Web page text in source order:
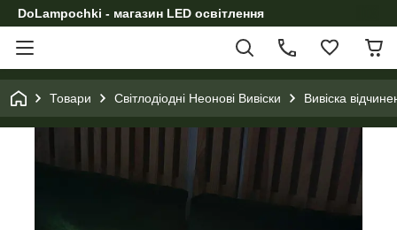
DoLampochki - магазин LED освітлення
Товари Світлодіодні Неонові Вивіски Вивіска